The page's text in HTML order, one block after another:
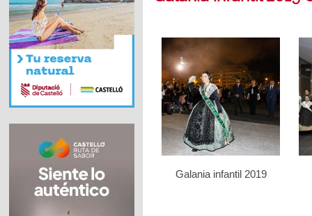
Galania infantil 2019